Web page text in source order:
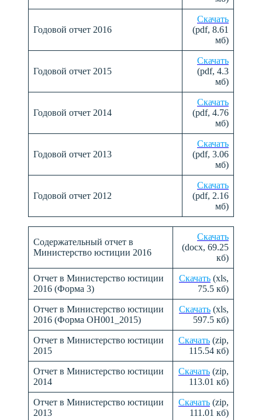
Годовой отчет 2016
Скачать
(pdf, 8.61
мб)
Годовой отчет 2015
Скачать
(pdf, 4.3
мб)
Годовой отчет 2014
Скачать
(pdf, 4.76
мб)
Годовой отчет 2013
Скачать
(pdf, 3.06
мб)
Годовой отчет 2012
Скачать
(pdf, 2.16
мб)
Содержательный отчет в
Министерство юстиции 2016
Скачать
(docx, 69.25
кб)
Отчет в Министерство юстиции
2016 (Форма 3)
Скачать (xls,
75.5 кб)
Отчет в Министерство юстиции
2016 (Форма ОН001_2015)
Скачать (xls,
597.5 кб)
Отчет в Министерство юстиции
2015
Скачать (zip,
115.54 кб)
Отчет в Министерство юстиции
2014
Скачать (zip,
113.01 кб)
Отчет в Министерство юстиции
2013
Скачать (zip,
111.01 кб)